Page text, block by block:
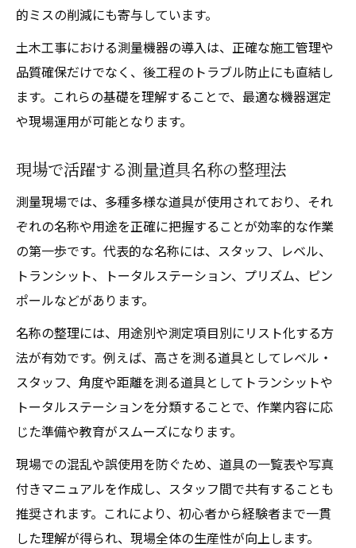
較
土木工事で使うトランシットの正式名称と
特徴
トータルステーションとトランシットの違
い解説
土木工事現場での機器選定ポイント比較
精度や使いやすさから見る機能の違い
精度やコストで見極める測量機器の導入方法
土木工事向け測量機器のコストパフォーマ
ンス比較
精度とコストを両立する導入手順のポイン
ト
測量機器購入・レンタルの判断基準を解説
効率アップに繋がる測量機器の導入事例紹
介
現場目線で選ぶ測量機器の最適化アドバイ
ス
実務で活きる測量機器の選び方と活用事例
土木工事実務で役立つ測量機器の選定法
的ミスの削減にも寄与しています。
土木工事における測量機器の導入は、正確な施工管理や
品質確保だけでなく、後工程のトラブル防止にも直結し
ます。これらの基礎を理解することで、最適な機器選定
や現場運用が可能となります。
現場で活躍する測量道具名称の整理法
測量現場では、多種多様な道具が使用されており、それ
ぞれの名称や用途を正確に把握することが効率的な作業
の第一歩です。代表的な名称には、スタッフ、レベル、
トランシット、トータルステーション、プリズム、ピン
ポールなどがあります。
名称の整理には、用途別や測定項目別にリスト化する方
法が有効です。例えば、 高さを測る道具としてレベル・
スタッフ、 角度や距離を測る道具としてトランシットや
トータルステーションを分類することで、作業内容に応
じた準備や教育がスムーズになります。
現場での混乱や誤使用を防ぐため、道具の一覧表や写真
付きマニュアルを作成し、スタッフ間で共有することも
推奨されます。これにより、初心者から経験者まで一貫
した理解が得られ、現場全体の生産性が向上します。